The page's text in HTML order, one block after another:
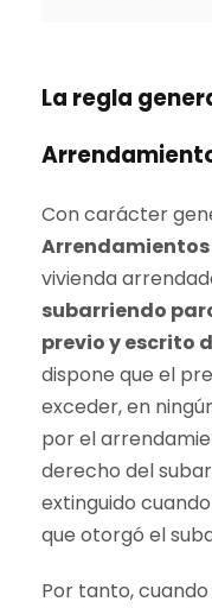
La regla
Con carácter
vivienda
subarriendo
previo y escrito
dispone que el
exceder, en
por el
derecho del
extinguido
que otorgó el
Por tanto,